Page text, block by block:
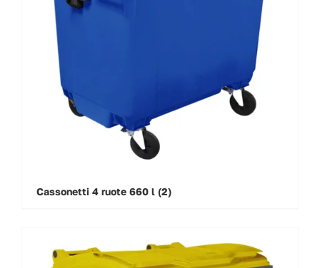
Cassonetti 4 ruote 660 l (2)